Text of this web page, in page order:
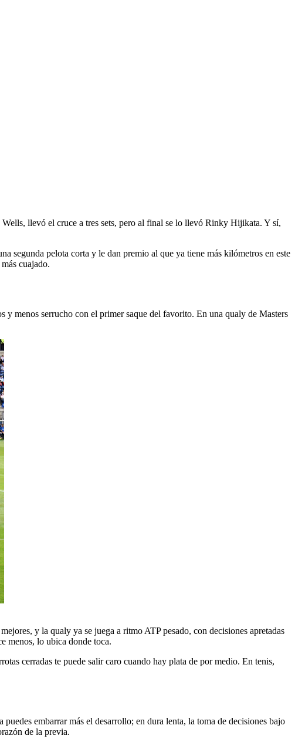
llevó el cruce a tres sets, pero al final se lo llevó Rinky Hijikata. Y sí,
segunda pelota corta y le dan premio al que ya tiene más kilómetros en este
cuajado.
y menos serrucho con el primer saque del favorito. En una qualy de Masters
y la qualy ya se juega a ritmo ATP pesado, con decisiones apretadas
menos, lo ubica donde toca.
cerradas te puede salir caro cuando hay plata de por medio. En tenis,
embarrar más el desarrollo; en dura lenta, la toma de decisiones bajo
de la previa.